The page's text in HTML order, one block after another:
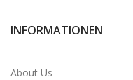
INFORMATIONEN
About Us